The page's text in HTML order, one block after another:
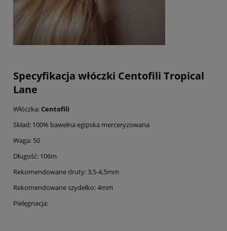
Specyfikacja włóczki Centofili Tropical
Lane
Włóczka:Centofili
Skład: 100% bawełna egipska merceryzowana
Waga: 50
Długość: 106m
Rekomendowane druty: 3,5-4,5mm
Rekomendowane szydełko: 4mm
Pielęgnacja: